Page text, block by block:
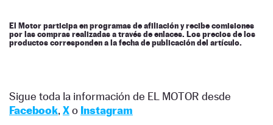
El Motor participa en programas de afiliación y recibe comisiones
por las compras realizadas a través de enlaces. Los precios de los
productos corresponden a la fecha de publicación del artículo.
Sigue toda la información de EL MOTOR desde
Facebook, Xo Instagram